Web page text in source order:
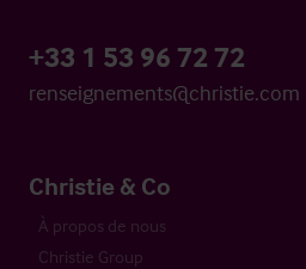
+33 1 53 96 72 72
renseignements@christie.com
Christie & Co
À propos de nous
Christie Group